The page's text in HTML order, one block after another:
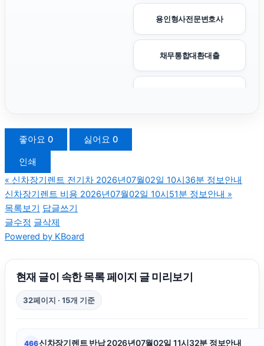
용인형사전문변호사
채무통합대환대출
인스타 좋아요 구매
서대문구하수구막힘
좋아요 0 싫어요 0
인쇄
« 신차장기렌트 전기차 2026년07월02일 10시36분 정보안내
신차장기렌트 비용 2026년07월02일 10시51분 정보안내 »
목록보기 답글쓰기
글수정 글삭제
Powered by KBoard
현재 글이 속한 목록 페이지 글 미리보기
32페이지 · 15개 기준
466신차장기렌트 반납 2026년07월02일 11시32분 정보안내